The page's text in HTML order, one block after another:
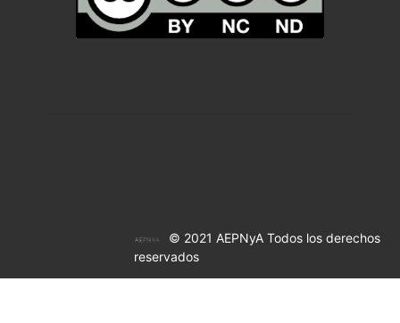
© 2021 AEPNyA Todos los derechos
reservados